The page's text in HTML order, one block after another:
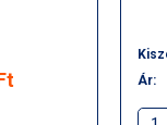
Ár: